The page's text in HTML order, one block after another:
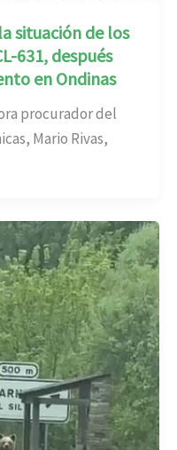
situación de los
631, después
en Ondinas
procurador del
Mario Rivas,